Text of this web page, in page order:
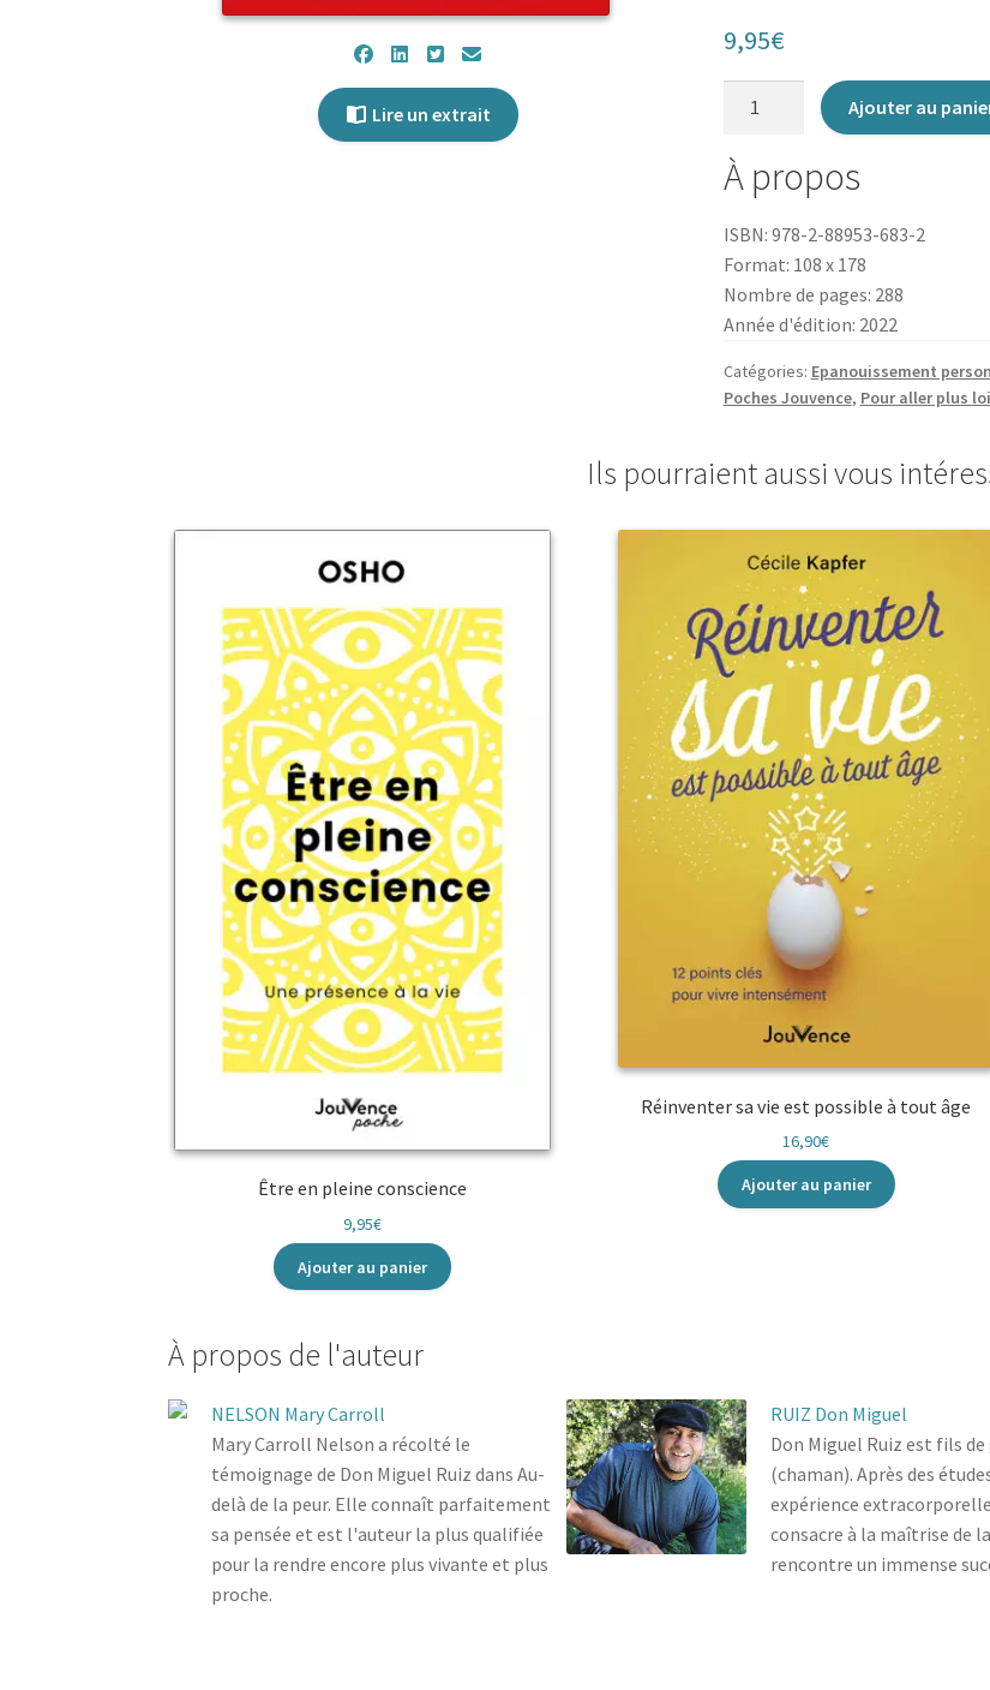
9,95€
Au-
delà
la
peur
Ajouter au
À propos
ISBN: 978-2-88953-683-2
Format: 108 x 178
Nombre de pages: 288
Année d'édition: 2022
Catégories: Epanouissement
Poches Jouvence, Pour aller plus
Lire un extrait
Ils pourraient aussi vous
Être en pleine conscience
9,95€
Ajouter au panier
Réinventer sa vie est possible à tout âge
16,90€
Ajouter au panier
À propos de l'auteur
NELSON Mary Carroll
Mary Carroll Nelson a récolté le
témoignage de Don Miguel Ruiz dans Au-
delà de la peur. Elle connaît parfaitement
sa pensée et est l'auteur la plus qualifiée
pour la rendre encore plus vivante et plus
proche.
RUIZ Don Miguel
Don Miguel Ruiz est fils
(chaman). Après des
expérience
consacre à la maîtrise de
rencontre un immense